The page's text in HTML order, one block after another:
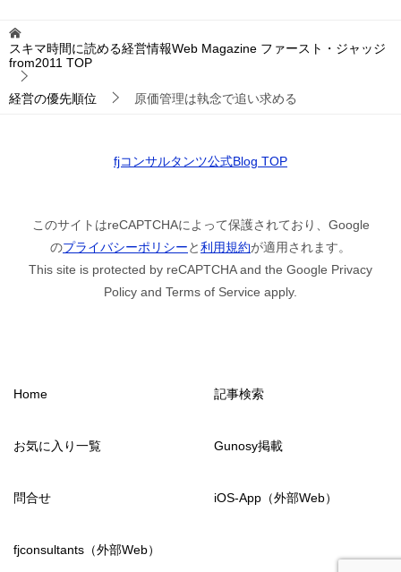
スキマ時間に読める経営情報Web Magazine ファースト・ジャッジ
from2011 TOP
経営の優先順位 原価管理は執念で追い求める
fjコンサルタンツ公式Blog TOP
このサイトはreCAPTCHAによって保護されており、Google
のプライバシーポリシーと利用規約が適用されます。
This site is protected by reCAPTCHA and the Google Privacy
Policy and Terms of Service apply.
Home 記事検索
お気に入り一覧 Gunosy掲載
問合せ iOS-App（外部Web）
fjconsultants（外部Web）